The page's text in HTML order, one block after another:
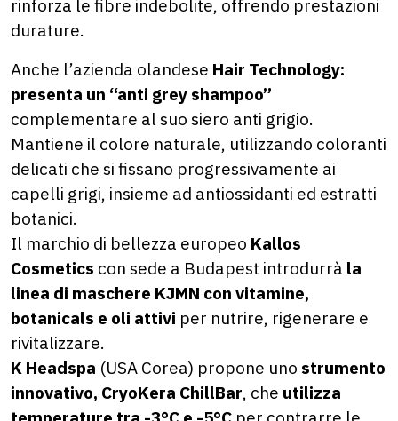
rinforza le fibre indebolite, offrendo prestazioni
durature.
Anche l’azienda olandese Hair Technology:
presenta un “anti grey shampoo”
complementare al suo siero anti grigio.
Mantiene il colore naturale, utilizzando coloranti
delicati che si fissano progressivamente ai
capelli grigi, insieme ad antiossidanti ed estratti
botanici.
Il marchio di bellezza europeo Kallos
Cosmetics con sede a Budapest introdurrà la
linea di maschere KJMN con vitamine,
botanicals e oli attivi per nutrire, rigenerare e
rivitalizzare.
K Headspa (USA Corea) propone uno strumento
innovativo, CryoKera ChillBar, che utilizza